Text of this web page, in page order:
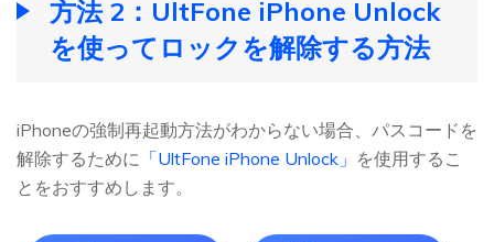
方法 2：UltFone iPhone Unlock
を使ってロックを解除する方法
iPhoneの強制再起動方法がわからない場合、パスコードを
解除するために 「UltFone iPhone Unlock」 を使用するこ
とをおすすめします。